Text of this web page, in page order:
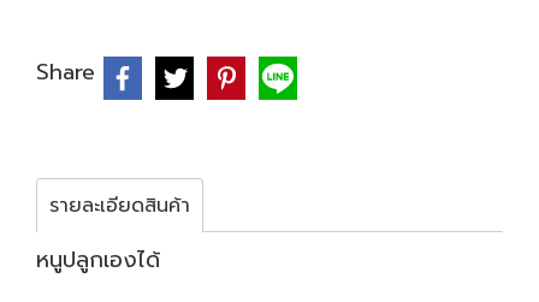
Share
รายละเอียดสินค้า
หนูปลูกเองได้